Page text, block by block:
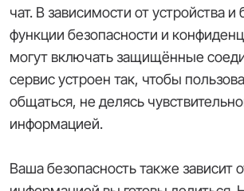
чат. В зависимости от устройства и
функции безопасности и
могут включать защищённые
сервис устроен так, чтобы
общаться, не делясь
информацией.
Ваша безопасность также зависит